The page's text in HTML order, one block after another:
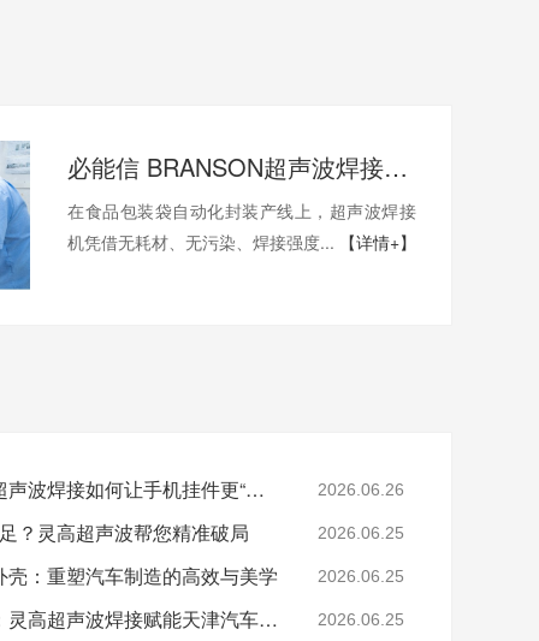
必能信 BRANSON超声波焊接继电器失效怎么办？灵高超声波“四步维修法”精准破局
在食品包装袋自动化封装产线上，超声波焊接
机凭借无耗材、无污染、焊接强度...
【详情+】
小挂件，大讲究：灵高超声波焊接如何让手机挂件更“抗造”？ 2026.06.26
？灵高超声波帮您精准破局 2026.06.25
：重塑汽车制造的高效与美学 2026.06.25
双轮驱动下的工艺升级：灵高超声波焊接赋能天津汽车与电子产业 2026.06.25